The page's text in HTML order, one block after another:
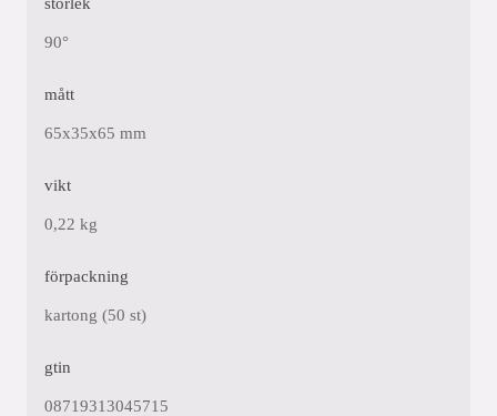
90°
mått
65x35x65 mm
vikt
0,22 kg
förpackning
kartong (50 st)
gtin
08719313045715